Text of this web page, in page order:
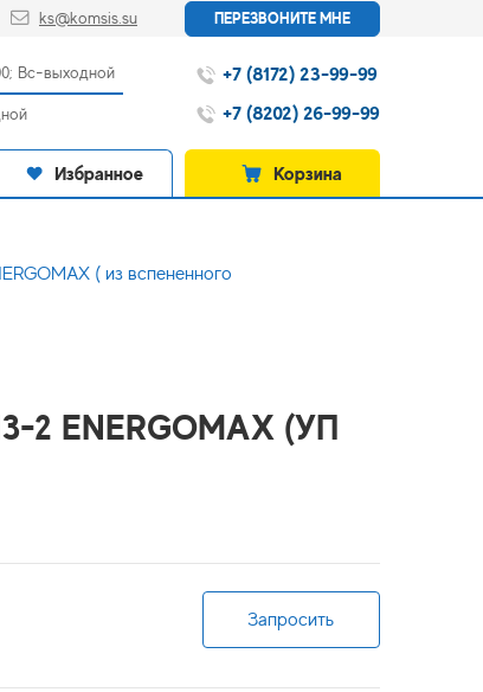
ks@komsis.su ПЕРЕЗВОНИТЕ МНЕ
Вс-выходной
+7 (8172) 23-99-99
+7 (8202) 26-99-99
Избранное Корзина
( из вспененного
2 ENERGOMAX (УП
Запросить